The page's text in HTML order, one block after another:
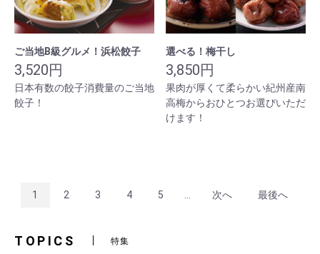
ご当地B級グルメ！浜松餃子
3,520円
日本有数の餃子消費量のご当地
餃子！
選べる！梅干し
3,850円
果肉が厚くて柔らかい紀州産南
高梅からおひとつお選びいただ
けます！
1 2 3 4 5 ... 次へ 最後へ
TOPICS 特集